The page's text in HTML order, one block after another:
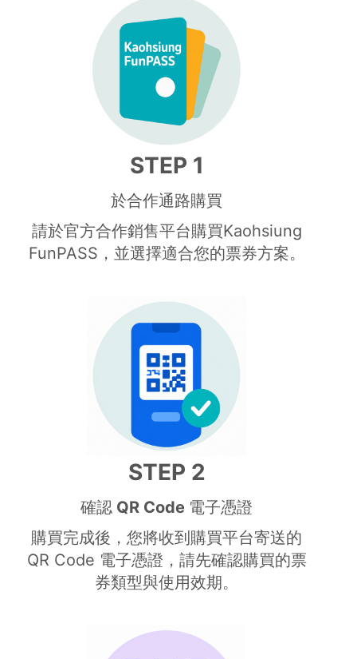
STEP 1
於合作通路購買
請於官方合作銷售平台購買Kaohsiung
FunPASS，並選擇適合您的票券方案。
STEP 2
確認 QR Code 電子憑證
購買完成後，您將收到購買平台寄送的
QR Code 電子憑證，請先確認購買的票
券類型與使用效期。